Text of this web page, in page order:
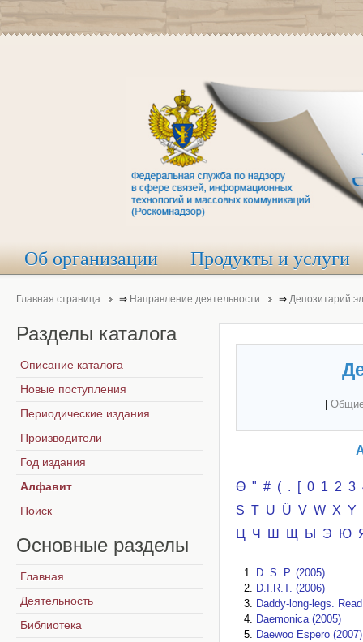
Об организации Продукты и услуги
Главная страница ⇒ Направление деятельности ⇒ Депозитарий
Ө " # ( . [ 0 1 2 3
S T U Ü V W X Y
Ц Ч Ш Щ Ы Э Ю
D. S. P. (2005)
D.I.R.T. (2006)
Daddy-long-legs.
Daemonica (2005)
Daewoo Espero (2007)
Разделы каталога
Описание каталога
Новые поступления
Периодические издания
Производители
Год издания
Алфавит
Поиск
Основные разделы
Главная
Деятельность
Библиотека